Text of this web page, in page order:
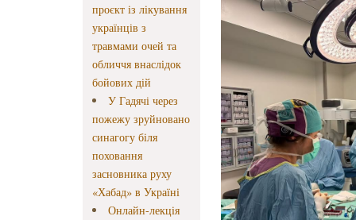
проєкт із лікування
українців з
травмами очей та
обличчя внаслідок
бойових дій
У Гадячі через
пожежу зруйновано
синагогу біля
поховання
засновника руху
«Хабад» в Україні
Онлайн-лекція